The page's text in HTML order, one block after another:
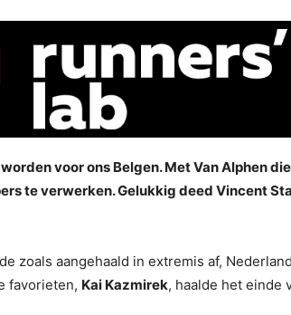
voor ons Belgen. Met Van Alphen
te verwerken. Gelukkig deed Vincent
zoals aangehaald in extremis af,
favorieten, Kai Kazmirek, haalde het einde